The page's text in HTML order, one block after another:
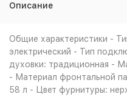
Описание
Общие характеристики -
электрический - Тип
духовки: традиционная -
- Материал фронтальной
58 л - Цвет фурнитуры: